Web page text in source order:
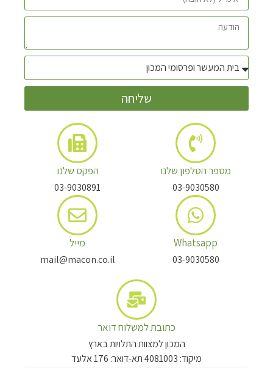
שליחה
מספר הטלפון שלנו
03-9030580
Whatsapp
03-9030580
הפקס שלנו
03-9030891
מייל
mail@macon.co.il
כתובת למשלוח דואר
המכון למצוות התלויות בארץ
מיקוד: 4081003 תא-דואר: 176 אלעד